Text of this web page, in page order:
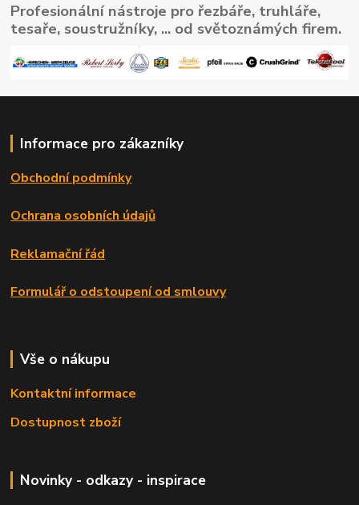
Profesionální nástroje pro řezbáře, truhláře,
tesaře, soustružníky, ... od světoznámých firem.
Informace pro zákazníky
Obchodní podmínky
Ochrana osobních údajů
Reklamační řád
Formulář o odstoupení od smlouvy
Vše o nákupu
Kontaktní informace
Dostupnost zboží
Novinky - odkazy - inspirace